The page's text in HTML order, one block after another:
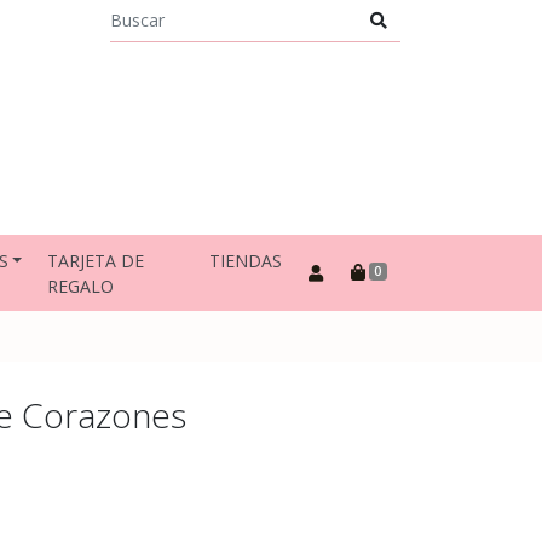
TARJETA DE
REGALO
TIENDAS 0
Corazones